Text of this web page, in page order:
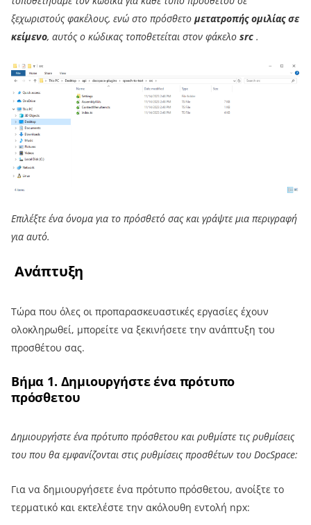
ξεχωριστούς φακέλους, ενώ στο πρόσθετο μετατροπής ομιλίας σε
κείμενο, αυτός ο κώδικας τοποθετείται στον φάκελο src .
Επιλέξτε ένα όνομα για το πρόσθετό σας και γράψτε μια περιγραφή
για αυτό.
Ανάπτυξη
Τώρα που όλες οι προπαρασκευαστικές εργασίες έχουν
ολοκληρωθεί, μπορείτε να ξεκινήσετε την ανάπτυξη του
προσθέτου σας.
Βήμα 1. Δημιουργήστε ένα πρότυπο
πρόσθετου
Δημιουργήστε ένα πρότυπο πρόσθετου και ρυθμίστε τις ρυθμίσεις
του που θα εμφανίζονται στις ρυθμίσεις προσθέτων του DocSpace:
Για να δημιουργήσετε ένα πρότυπο πρόσθετου, ανοίξτε το
τερματικό και εκτελέστε την ακόλουθη εντολή npx: